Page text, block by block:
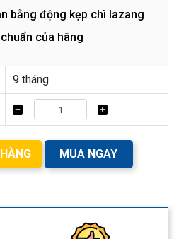
bằng động kẹp chì lazang
của hãng
9 tháng
MUA NGAY